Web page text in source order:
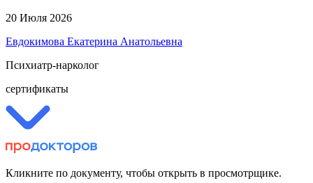
20 Июля 2026
Евдокимова Екатерина Анатольевна
Психиатр-нарколог
сертификаты
Кликните по документу, чтобы открыть в просмотрщике.